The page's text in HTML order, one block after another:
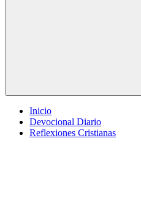
Inicio
Devocional Diario
Reflexiones Cristianas